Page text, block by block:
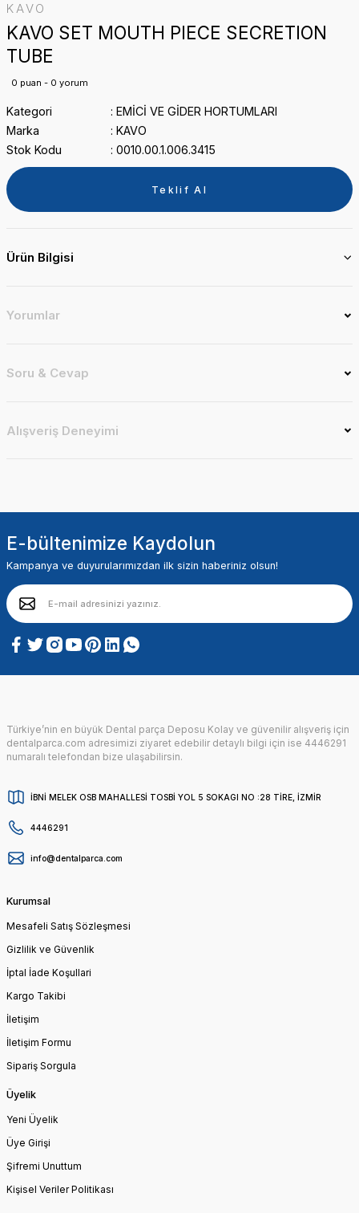
KAVO
KAVO SET MOUTH PIECE SECRETION
TUBE
0 puan - 0 yorum
Kategori
EMİCİ VE GİDER HORTUMLARI
Marka
KAVO
Stok Kodu
0010.00.1.006.3415
Teklif Al
Ürün Bilgisi
Yorumlar
Soru & Cevap
Alışveriş Deneyimi
E-bültenimize Kaydolun
Kampanya ve duyurularımızdan ilk sizin haberiniz olsun!
Türkiye’nin en büyük Dental parça Deposu Kolay ve güvenilir alışveriş için
dentalparca.com adresimizi ziyaret edebilir detaylı bilgi için ise 4446291
numaralı telefondan bize ulaşabilirsin.
İBNİ MELEK OSB MAHALLESİ TOSBİ YOL 5 SOKAGI NO :28 TİRE, İZMİR
4446291
info@dentalparca.com
Kurumsal
Mesafeli Satış Sözleşmesi
Gizlilik ve Güvenlik
İptal İade Koşullari
Kargo Takibi
İletişim
İletişim Formu
Sipariş Sorgula
Üyelik
Yeni Üyelik
Üye Girişi
Şifremi Unuttum
Kişisel Veriler Politikası